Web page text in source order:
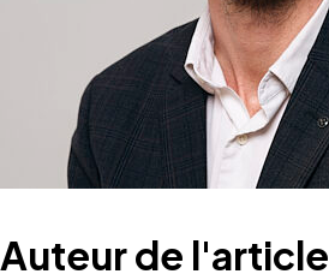
Auteur de l'article